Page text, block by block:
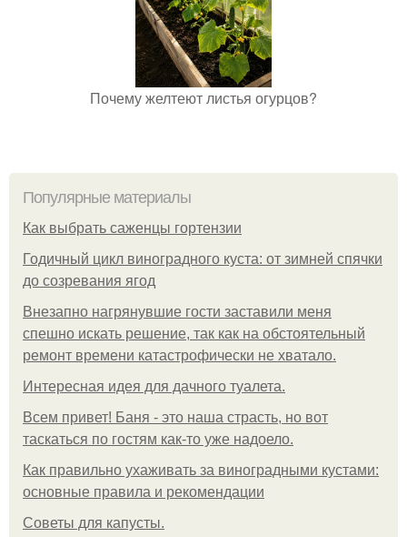
Почему желтеют листья огурцов?
Популярные материалы
Как выбрать саженцы гортензии
Годичный цикл виноградного куста: от зимней спячки
до созревания ягод
Внезапно нагрянувшие гости заставили меня
спешно искать решение, так как на обстоятельный
ремонт времени катастрофически не хватало.
Интересная идея для дачного туалета.
Всем привет! Баня - это наша страсть, но вот
таскаться по гостям как-то уже надоело.
Как правильно ухаживать за виноградными кустами:
основные правила и рекомендации
Советы для капусты.